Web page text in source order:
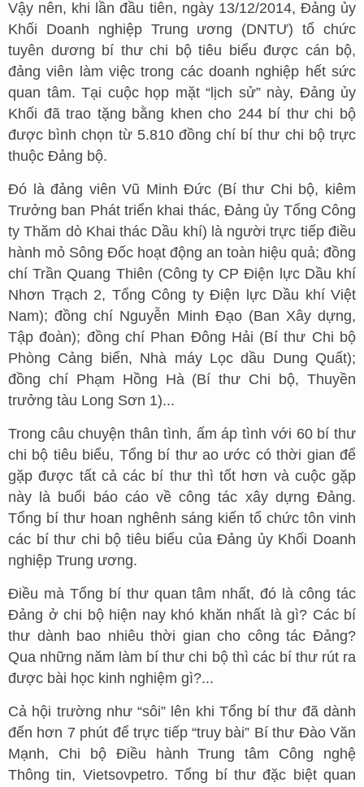
Vậy nên, khi lần đầu tiên, ngày 13/12/2014, Đảng ủy
Khối Doanh nghiệp Trung ương (DNTƯ) tổ chức
tuyên dương bí thư chi bộ tiêu biểu được cán bộ,
đảng viên làm việc trong các doanh nghiệp hết sức
quan tâm. Tại cuộc họp mặt “lịch sử” này, Đảng ủy
Khối đã trao tặng bằng khen cho 244 bí thư chi bộ
được bình chọn từ 5.810 đồng chí bí thư chi bộ trực
thuộc Đảng bộ.
Đó là đảng viên Vũ Minh Đức (Bí thư Chi bộ, kiêm
Trưởng ban Phát triển khai thác, Đảng ủy Tổng Công
ty Thăm dò Khai thác Dầu khí) là người trực tiếp điều
hành mỏ Sông Đốc hoạt động an toàn hiệu quả; đồng
chí Trần Quang Thiên (Công ty CP Điện lực Dầu khí
Nhơn Trạch 2, Tổng Công ty Điện lực Dầu khí Việt
Nam); đồng chí Nguyễn Minh Đạo (Ban Xây dựng,
Tập đoàn); đồng chí Phan Đông Hải (Bí thư Chi bộ
Phòng Cảng biển, Nhà máy Lọc dầu Dung Quất);
đồng chí Phạm Hồng Hà (Bí thư Chi bộ, Thuyền
trưởng tàu Long Sơn 1)...
Trong câu chuyện thân tình, ấm áp tình với 60 bí thư
chi bộ tiêu biểu, Tổng bí thư ao ước có thời gian để
gặp được tất cả các bí thư thì tốt hơn và cuộc gặp
này là buổi báo cáo về công tác xây dựng Đảng.
Tổng bí thư hoan nghênh sáng kiến tổ chức tôn vinh
các bí thư chi bộ tiêu biểu của Đảng ủy Khối Doanh
nghiệp Trung ương.
Điều mà Tổng bí thư quan tâm nhất, đó là công tác
Đảng ở chi bộ hiện nay khó khăn nhất là gì? Các bí
thư dành bao nhiêu thời gian cho công tác Đảng?
Qua những năm làm bí thư chi bộ thì các bí thư rút ra
được bài học kinh nghiệm gì?...
Cả hội trường như “sôi” lên khi Tổng bí thư đã dành
đến hơn 7 phút để trực tiếp “truy bài” Bí thư Đào Văn
Mạnh, Chi bộ Điều hành Trung tâm Công nghệ
Thông tin, Vietsovpetro. Tổng bí thư đặc biệt quan